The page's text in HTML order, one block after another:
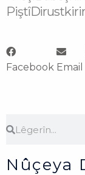
Piştî
Facebook Email
Nûçeya